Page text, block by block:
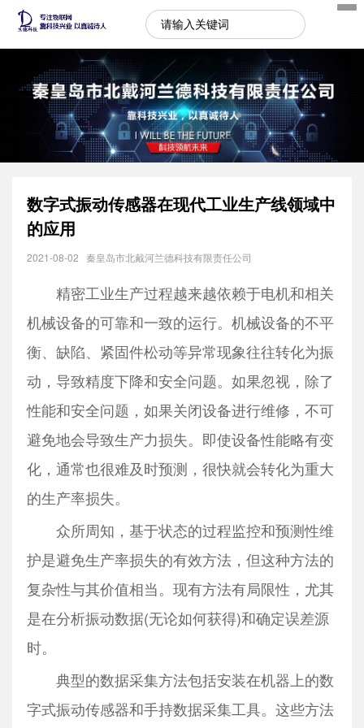
数字式振动传感器在现代工业生产线领域中
的应用
2021-08-02 秦皇岛市北戴河兰德科技有限责任公司
精密工业生产过程越来越依赖于电机和相关
机械设备的可靠和一致的运行。机械设备的不平
衡、缺陷、紧固件松动等异常现象往往转化为振
动，导致精度下降和安全问题。如果忽视，除了
性能和安全问题，如果关闭设备进行维修，不可
避免地会导致生产力损失。即使设备性能略有变
化，通常也很难及时预测，很快就会转化为重大
的生产率损失。
众所周知，基于状态的过程监控和预测性维
护是避免生产率损失的有效方法，但这种方法的
复杂性与其价值相当。现有方法有局限性，尤其
是在分析振动数据(无论如何获得)和确定误差源
时。
典型的数据采集方法包括安装在机器上的数
字式振动传感器和手持数据采集工具。这些方法